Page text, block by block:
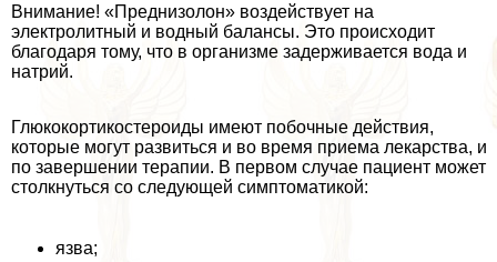
Внимание! «Преднизолон» воздействует на
электролитный и водный балансы. Это происходит
благодаря тому, что в организме задерживается вода и
натрий.
Глюкокортикостероиды имеют побочные действия,
которые могут развиться и во время приема лекарства, и
по завершении терапии. В первом случае пациент может
столкнуться со следующей симптоматикой:
язва;